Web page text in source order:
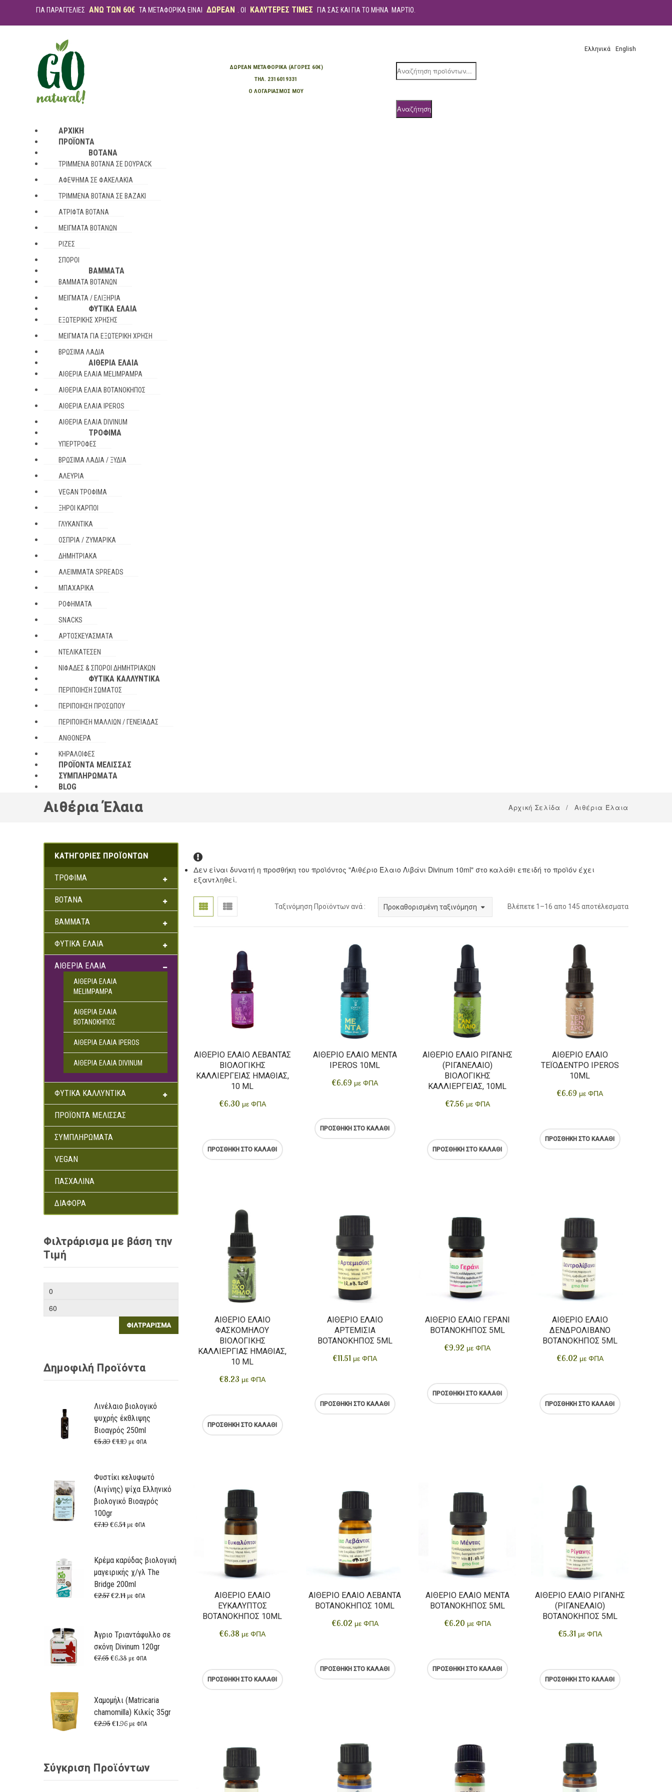
ΓΙΑ ΠΑΡΑΓΓΕΛΙΕΣ ΑΝΩ ΤΩΝ 60€ ΤΑ ΜΕΤΑΦΟΡΙΚΑ ΕΙΝΑΙ ΔΩΡΕΑΝ . ΟΙ ΚΑΛΥΤΕΡΕΣ ΤΙΜΕΣ ΓΙΑ ΣΑΣ ΚΑΙ ΓΙΑ ΤΟ ΜΗΝΑ ΜΑΡΤΙΟ.
ΔΩΡΕΆΝ ΜΕΤΑΦΟΡΙΚΆ (ΑΓΟΡΈΣ 60€)
ΤΗΛ. 2316019331
Ο ΛΟΓΑΡΙΑΣΜΌΣ ΜΟΥ
Ελληνικά English
Products
Αναζήτηση
ΑΡΧΙΚΉ
ΠΡΟΪΌΝΤΑ
ΒΌΤΑΝΑ
ΤΡΙΜΜΈΝΑ ΒΌΤΑΝΑ ΣΕ DOYPACK
ΑΦΈΨΗΜΑ ΣΕ ΦΑΚΕΛΆΚΙΑ
ΤΡΙΜΜΈΝΑ ΒΌΤΑΝΑ ΣΕ ΒΑΖΆΚΙ
ΆΤΡΙΦΤΑ ΒΌΤΑΝΑ
ΜΕΊΓΜΑΤΑ ΒΟΤΆΝΩΝ
ΡΊΖΕΣ
ΣΠΌΡΟΙ
ΒΆΜΜΑΤΑ
ΒΆΜΜΑΤΑ ΒΟΤΆΝΩΝ
ΜΕΊΓΜΑΤΑ / ΕΛΙΞΉΡΙΑ
ΦΥΤΙΚΆ ΈΛΑΙΑ
ΕΞΩΤΕΡΙΚΉΣ ΧΡΉΣΗΣ
ΜΕΊΓΜΑΤΑ ΓΙΑ ΕΞΩΤΕΡΙΚΉ ΧΡΉΣΗ
ΒΡΏΣΙΜΑ ΛΆΔΙΑ
ΑΙΘΈΡΙΑ ΈΛΑΙΑ
ΑΙΘΈΡΙΑ ΈΛΑΙΑ MELIMPAMPA
ΑΙΘΈΡΙΑ ΈΛΑΙΑ ΒΟΤΑΝΌΚΗΠΟΣ
ΑΙΘΈΡΙΑ ΈΛΑΙΑ IPEROS
ΑΙΘΈΡΙΑ ΈΛΑΙΑ DIVINUM
ΤΡΌΦΙΜΑ
ΥΠΕΡΤΡΟΦΈΣ
ΒΡΏΣΙΜΑ ΛΆΔΙΑ / ΞΎΔΙΑ
ΑΛΕΎΡΙΑ
VEGAN ΤΡΌΦΙΜΑ
ΞΗΡΟΊ ΚΑΡΠΟΊ
ΓΛΥΚΑΝΤΙΚΆ
ΌΣΠΡΙΑ / ΖΥΜΑΡΙΚΆ
ΔΗΜΗΤΡΙΑΚΆ
ΑΛΕΊΜΜΑΤΑ SPREADS
ΜΠΑΧΑΡΙΚΆ
ΡΟΦΉΜΑΤΑ
SNACKS
ΑΡΤΟΣΚΕΥΆΣΜΑΤΑ
ΝΤΕΛΙΚΑΤΈΣΕΝ
ΝΙΦΆΔΕΣ & ΣΠΌΡΟΙ ΔΗΜΗΤΡΙΑΚΏΝ
ΦΥΤΙΚΆ ΚΑΛΛΥΝΤΙΚΆ
ΠΕΡΙΠΟΊΗΣΗ ΣΏΜΑΤΟΣ
ΠΕΡΙΠΟΊΗΣΗ ΠΡΟΣΏΠΟΥ
ΠΕΡΙΠΟΊΗΣΗ ΜΑΛΛΙΏΝ / ΓΕΝΕΙΆΔΑΣ
ΑΝΘΌΝΕΡΑ
ΚΗΡΑΛΟΙΦΈΣ
ΠΡΟΪΌΝΤΑ ΜΈΛΙΣΣΑΣ
ΣΥΜΠΛΗΡΏΜΑΤΑ
BLOG
Αιθέρια Έλαια Αρχική Σελίδα / Αιθέρια Έλαια
ΚΑΤΗΓΟΡΊΕΣ ΠΡΟΪΌΝΤΩΝ
ΤΡΌΦΙΜΑ
ΒΌΤΑΝΑ
ΒΆΜΜΑΤΑ
ΦΥΤΙΚΆ ΈΛΑΙΑ
ΑΙΘΈΡΙΑ ΈΛΑΙΑ
ΑΙΘΈΡΙΑ ΈΛΑΙΑ
MELIMPAMPA
ΑΙΘΈΡΙΑ ΈΛΑΙΑ
ΒΟΤΑΝΌΚΗΠΟΣ
ΑΙΘΈΡΙΑ ΈΛΑΙΑ IPEROS
ΑΙΘΈΡΙΑ ΈΛΑΙΑ DIVINUM
ΦΥΤΙΚΆ ΚΑΛΛΥΝΤΙΚΆ
ΠΡΟΪΌΝΤΑ ΜΈΛΙΣΣΑΣ
ΣΥΜΠΛΗΡΏΜΑΤΑ
VEGAN
ΠΑΣΧΑΛΙΝΆ
ΔΙΆΦΟΡΑ
Φιλτράρισμα με βάση την
Τιμή
ΦΙΛΤΡΆΡΙΣΜΑ
Δημοφιλή Προϊόντα
Λινέλαιο βιολογικό
ψυχρής έκθλιψης
Βιοαγρός 250ml
€5.39€4.49 με ΦΠΑ
Φυστίκι κελυφωτό
(Αιγίνης) ψίχα Ελληνικό
βιολογικό Βιοαγρός
100gr
€7.19€6.54 με ΦΠΑ
Κρέμα καρύδας βιολογική
μαγειρικής χ/γλ The
Bridge 200ml
€2.57€2.14 με ΦΠΑ
Άγριο Τριαντάφυλλο σε
σκόνη Divinum 120gr
€7.65€6.38 με ΦΠΑ
Χαμομήλι (Matricaria
chamomilla) Κιλκίς 35gr
€2.95€1.96 με ΦΠΑ
Σύγκριση Προϊόντων
Δεν είναι δυνατή η προσθήκη του προϊόντος "Αιθέριο Έλαιο Λιβάνι Divinum 10ml" στο καλάθι επειδή το προϊόν έχει
εξαντληθεί.
Βλέπετε 1–16 απο 145 αποτέλεσματα
Ταξινόμηση Προϊόντων ανά : Προκαθορισμένη ταξινόμηση
ΑΙΘΈΡΙΟ ΈΛΑΙΟ ΛΕΒΆΝΤΑΣ
ΒΙΟΛΟΓΙΚΉΣ
ΚΑΛΛΙΈΡΓΕΙΑΣ ΗΜΑΘΊΑΣ,
10 ML
€6.30 με ΦΠΑ
ΠΡΟΣΘΉΚΗ ΣΤΟ ΚΑΛΆΘΙ
ΑΙΘΈΡΙΟ ΈΛΑΙΟ ΜΈΝΤΑ
IPEROS 10ML
€6.69 με ΦΠΑ
ΠΡΟΣΘΉΚΗ ΣΤΟ ΚΑΛΆΘΙ
ΑΙΘΈΡΙΟ ΈΛΑΙΟ ΡΊΓΑΝΗΣ
(ΡΙΓΑΝΈΛΑΙΟ)
ΒΙΟΛΟΓΙΚΉΣ
ΚΑΛΛΙΈΡΓΕΙΑΣ, 10ML
€7.56 με ΦΠΑ
ΠΡΟΣΘΉΚΗ ΣΤΟ ΚΑΛΆΘΙ
ΑΙΘΈΡΙΟ ΈΛΑΙΟ
ΤΕΪΌΔΕΝΤΡΟ IPEROS
10ML
€6.69 με ΦΠΑ
ΠΡΟΣΘΉΚΗ ΣΤΟ ΚΑΛΆΘΙ
ΑΙΘΈΡΙΟ ΈΛΑΙΟ
ΦΑΣΚΌΜΗΛΟΥ
ΒΙΟΛΟΓΙΚΉΣ
ΚΑΛΛΙΈΡΓΙΑΣ ΗΜΑΘΊΑΣ,
10 ML
€8.23 με ΦΠΑ
ΠΡΟΣΘΉΚΗ ΣΤΟ ΚΑΛΆΘΙ
ΑΙΘΈΡΙΟ ΈΛΑΙΟ
ΑΡΤΕΜΙΣΊΑ
ΒΟΤΑΝΌΚΗΠΟΣ 5ML
€11.51 με ΦΠΑ
ΠΡΟΣΘΉΚΗ ΣΤΟ ΚΑΛΆΘΙ
ΑΙΘΈΡΙΟ ΈΛΑΙΟ ΓΕΡΆΝΙ
ΒΟΤΑΝΌΚΗΠΟΣ 5ML
€9.92 με ΦΠΑ
ΠΡΟΣΘΉΚΗ ΣΤΟ ΚΑΛΆΘΙ
ΑΙΘΈΡΙΟ ΈΛΑΙΟ
ΔΕΝΔΡΟΛΊΒΑΝΟ
ΒΟΤΑΝΌΚΗΠΟΣ 5ML
€6.02 με ΦΠΑ
ΠΡΟΣΘΉΚΗ ΣΤΟ ΚΑΛΆΘΙ
ΑΙΘΈΡΙΟ ΈΛΑΙΟ
ΕΥΚΆΛΥΠΤΟΣ
ΒΟΤΑΝΌΚΗΠΟΣ 10ML
€6.38 με ΦΠΑ
ΠΡΟΣΘΉΚΗ ΣΤΟ ΚΑΛΆΘΙ
ΑΙΘΈΡΙΟ ΈΛΑΙΟ ΛΕΒΆΝΤΑ
ΒΟΤΑΝΌΚΗΠΟΣ 10ML
€6.02 με ΦΠΑ
ΠΡΟΣΘΉΚΗ ΣΤΟ ΚΑΛΆΘΙ
ΑΙΘΈΡΙΟ ΈΛΑΙΟ ΜΈΝΤΑ
ΒΟΤΑΝΌΚΗΠΟΣ 5ML
€6.20 με ΦΠΑ
ΠΡΟΣΘΉΚΗ ΣΤΟ ΚΑΛΆΘΙ
ΑΙΘΈΡΙΟ ΈΛΑΙΟ ΡΊΓΑΝΗΣ
(ΡΙΓΑΝΈΛΑΙΟ)
ΒΟΤΑΝΌΚΗΠΟΣ 5ML
€5.31 με ΦΠΑ
ΠΡΟΣΘΉΚΗ ΣΤΟ ΚΑΛΆΘΙ